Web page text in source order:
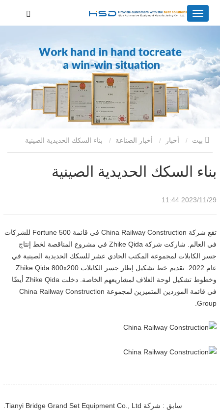
أخبار أخبار الصناعة
بناء السكك الحديدية الصينية
2023/11/29 11:44
تقع شركة China Railway Construction في قائمة Fortune 500 للشركات
في العالم. شاركت شركة Zhike Qida في مشروع المناقصة لخط إنتاج
جسر الكابلات لمجموعة المكتب الحادي عشر للسكك الحديدية الصينية في
عام 2022. تقديم خط تشكيل إطار جسر الكابلات Zhike Qida 800x200
وخطوط تشكيل لوحة الغلاف لمشاريعهم الخاصة. دخلت Zhike Qida أيضًا
في قائمة الموردين المتميزين لمجموعة China Railway Construction
Group.
سابق : شركة Tianyi Bridge Grand Set Equipment Co., Ltd.